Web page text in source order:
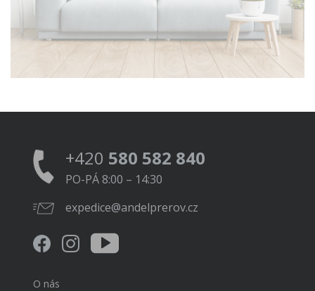
+420 580 582 840
PO-PÁ 8:00 – 14:30
expedice@andelprerov.cz
O nás